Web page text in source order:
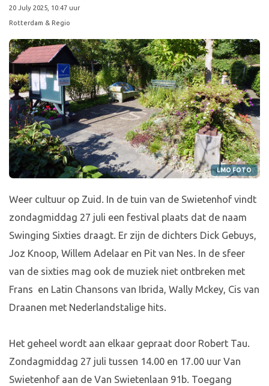
20 July 2025, 10:47 uur
Rotterdam & Regio
LMO FOTO
Weer cultuur op Zuid. In de tuin van de Swietenhof vindt
zondagmiddag 27 juli een festival plaats dat de naam
Swinging Sixties draagt. Er zijn de dichters Dick Gebuys,
Joz Knoop, Willem Adelaar en Pit van Nes. In de sfeer
van de sixties mag ook de muziek niet ontbreken met
Frans en Latin Chansons van Ibrida, Wally Mckey, Cis van
Draanen met Nederlandstalige hits.
Het geheel wordt aan elkaar gepraat door Robert Tau.
Zondagmiddag 27 juli tussen 14.00 en 17.00 uur Van
Swietenhof aan de Van Swietenlaan 91b. Toegang